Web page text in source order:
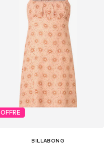
OFFRE
BILLABONG